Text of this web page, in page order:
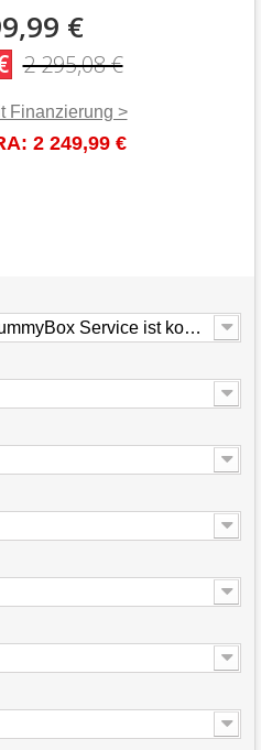
€
2 295,08 €
Finanzierung >
2 249,99 €
Größe + DUMMY BOX (DummyBox Service ist kostenlos)